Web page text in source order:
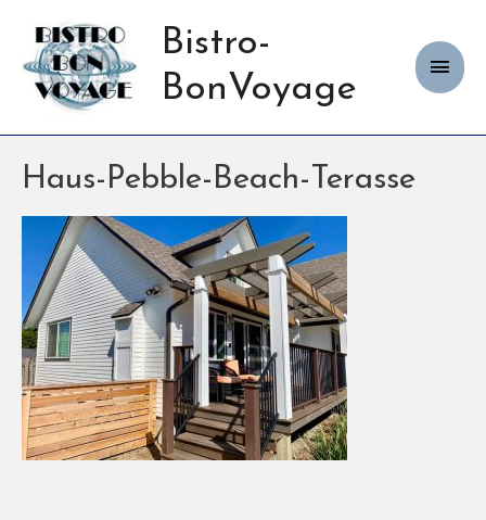
Bistro-
BonVoyage
Haus-Pebble-Beach-Terasse